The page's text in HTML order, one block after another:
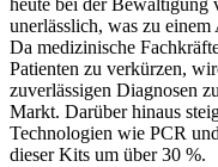
heute bei der Bewältigung
unerlässlich, was zu
Da medizinische
Patienten zu verkürzen,
zuverlässigen Diagnosen
Markt. Darüber hinaus
Technologien wie PCR
dieser Kits um über 30 %.